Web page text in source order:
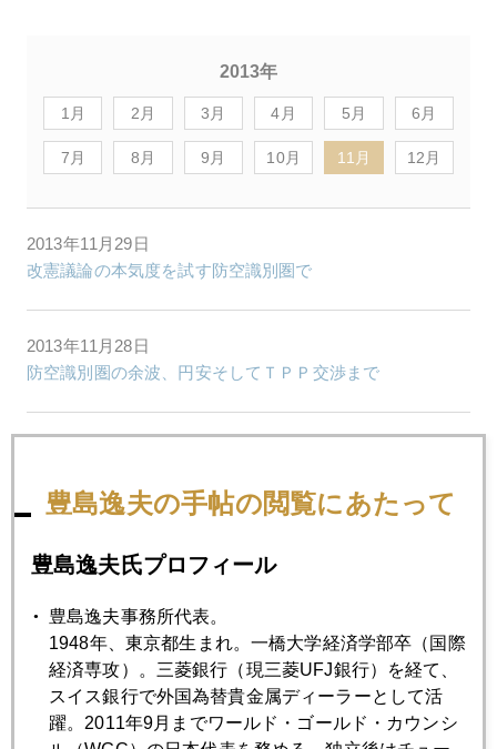
2013年
1月 2月 3月 4月 5月 6月
7月 8月 9月 10月 11月 12月
2013年11月29日
改憲議論の本気度を試す防空識別圏で
2013年11月28日
防空識別圏の余波、円安そしてＴＰＰ交渉まで
2013年11月26日
北朝鮮が漁夫の利、中国防空識別圏問題
2013年11月25日
緩和縮小恐るるに足らず？
豊島逸夫の手帖の閲覧にあたって
豊島逸夫氏プロフィール
豊島逸夫事務所代表。
1948年、東京都生まれ。一橋大学経済学部卒（国際
経済専攻）。三菱銀行（現三菱UFJ銀行）を経て、
スイス銀行で外国為替貴金属ディーラーとして活
躍。2011年9月までワールド・ゴールド・カウンシ